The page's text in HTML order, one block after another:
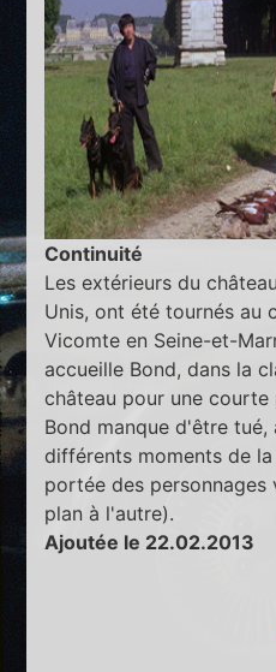
Continuité
Les extérieurs du
Unis, ont été tournés au
Vicomte en Seine-et-
accueille Bond, dans la
château pour une
Bond manque d'être tué,
différents moments de
portée des personnages
plan à l'autre).
Ajoutée le 22.02.2013